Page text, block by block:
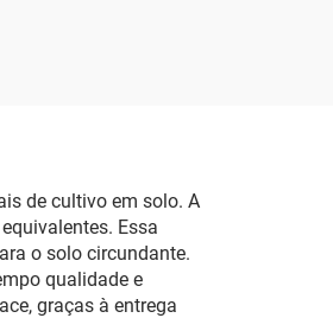
de cultivo em solo. A
Essa
o solo circundante.
qualidade e
graças à entrega